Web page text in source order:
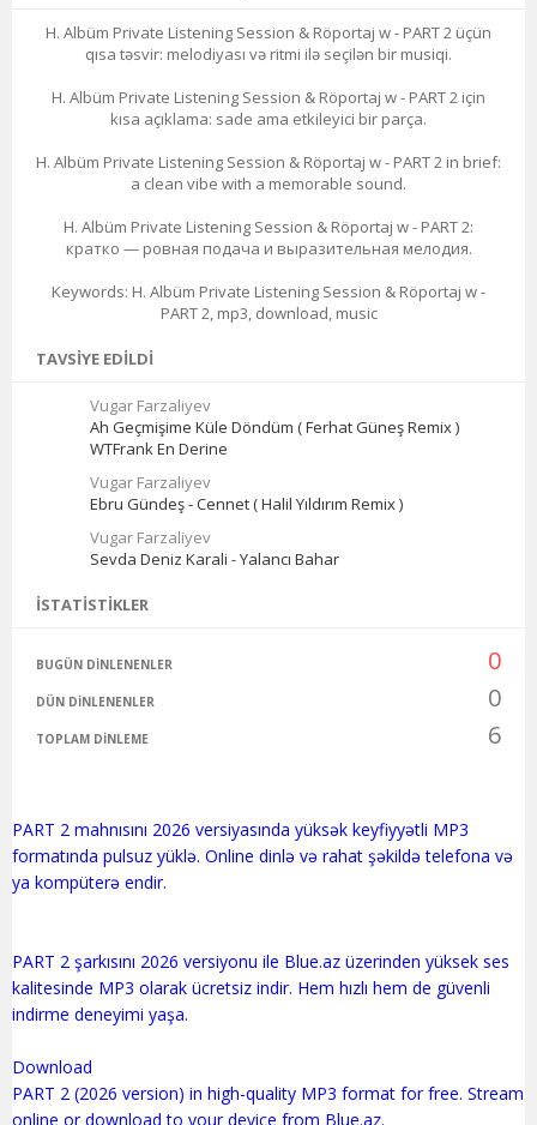
H. Albüm Private Listening Session & Röportaj w - PART 2 üçün
qısa təsvir: melodiyası və ritmi ilə seçilən bir musiqi.
H. Albüm Private Listening Session & Röportaj w - PART 2 için
kısa açıklama: sade ama etkileyici bir parça.
H. Albüm Private Listening Session & Röportaj w - PART 2 in brief:
a clean vibe with a memorable sound.
H. Albüm Private Listening Session & Röportaj w - PART 2:
кратко — ровная подача и выразительная мелодия.
Keywords: H. Albüm Private Listening Session & Röportaj w -
PART 2, mp3, download, music
TAVSIYE EDILDI
Vugar Farzaliyev
Ah Geçmişime Küle Döndüm ( Ferhat Güneş Remix )
WTFrank En Derine
Vugar Farzaliyev
Ebru Gündeş - Cennet ( Halil Yıldırım Remix )
Vugar Farzaliyev
Sevda Deniz Karali - Yalancı Bahar
İSTATISTIKLER
BUGÜN DINLENENLER 0
DÜN DINLENENLER 0
TOPLAM DINLEME 6
PART 2 mahnısını 2026 versiyasında yüksək keyfiyyətli MP3
formatında pulsuz yüklə. Online dinlə və rahat şəkildə telefona və
ya kompüterə endir.
PART 2 şarkısını 2026 versiyonu ile Blue.az üzerinden yüksek ses
kalitesinde MP3 olarak ücretsiz indir. Hem hızlı hem de güvenli
indirme deneyimi yaşa.
Download
PART 2 (2026 version) in high-quality MP3 format for free. Stream
online or download to your device from Blue.az.